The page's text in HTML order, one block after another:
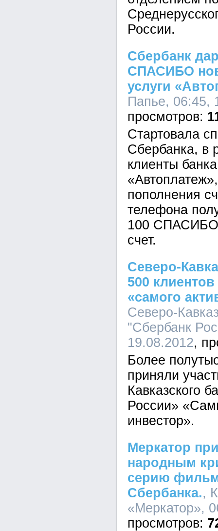
России.
Сбербанк
СПАСИБО
услуги
Папье, 06:45,
Стартовала
Сбербанка, в
клиенты
пополнения
телефона
100 СПАСИБО
счет.
Северо-
500
«самого
Северо-
"Сбербанк
19.08.2012
Более
приняли
Кавказского
России»
инвестор».
Меркатор
народным
серию
Сбербанка.,
«Меркатор»,